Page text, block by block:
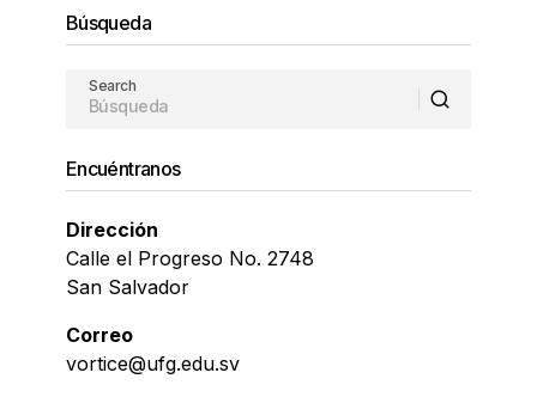
Búsqueda
Search
Encuéntranos
Dirección
Calle el Progreso No. 2748
San Salvador
Correo
vortice@ufg.edu.sv